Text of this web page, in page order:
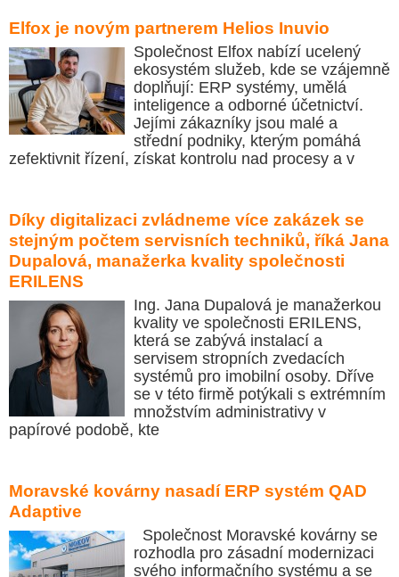
Elfox je novým partnerem Helios Inuvio
Společnost Elfox nabízí ucelený
ekosystém služeb, kde se vzájemně
doplňují: ERP systémy, umělá
inteligence a odborné účetnictví.
Jejími zákazníky jsou malé a
střední podniky, kterým pomáhá
zefektivnit řízení, získat kontrolu nad procesy a v
Díky digitalizaci zvládneme více zakázek se
stejným počtem servisních techniků, říká Jana
Dupalová, manažerka kvality společnosti
ERILENS
Ing. Jana Dupalová je manažerkou
kvality ve společnosti ERILENS,
která se zabývá instalací a
servisem stropních zvedacích
systémů pro imobilní osoby. Dříve
se v této firmě potýkali s extrémním
množstvím administrativy v
papírové podobě, kte
Moravské kovárny nasadí ERP systém QAD
Adaptive
Společnost Moravské kovárny se
rozhodla pro zásadní modernizaci
svého informačního systému a se